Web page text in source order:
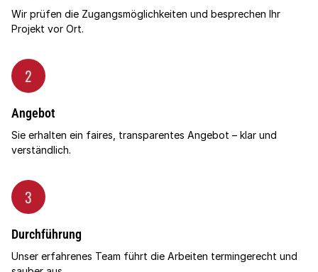
Wir prüfen die Zugangsmöglichkeiten und besprechen Ihr
Projekt vor Ort.
2
Angebot
Sie erhalten ein faires, transparentes Angebot – klar und
verständlich.
3
Durchführung
Unser erfahrenes Team führt die Arbeiten termingerecht und